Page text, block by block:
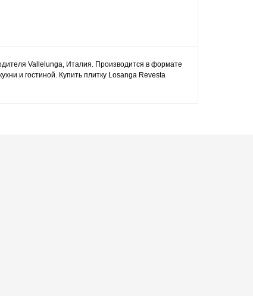
Vallelunga, Италия. Производится в формате
и гостиной. Купить плитку Losanga Revesta